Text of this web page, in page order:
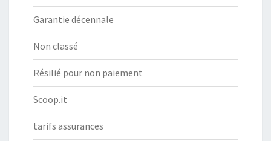
Garantie décennale
Non classé
Résilié pour non paiement
Scoop.it
tarifs assurances